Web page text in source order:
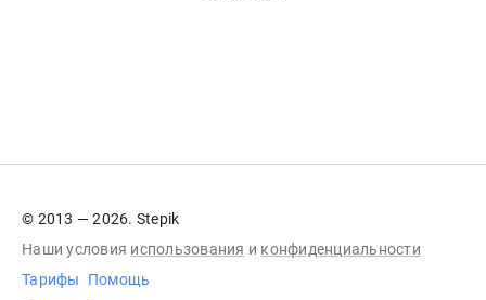
© 2013 — 2026. Stepik
Наши условия использования и конфиденциальности
Тарифы
Помощь